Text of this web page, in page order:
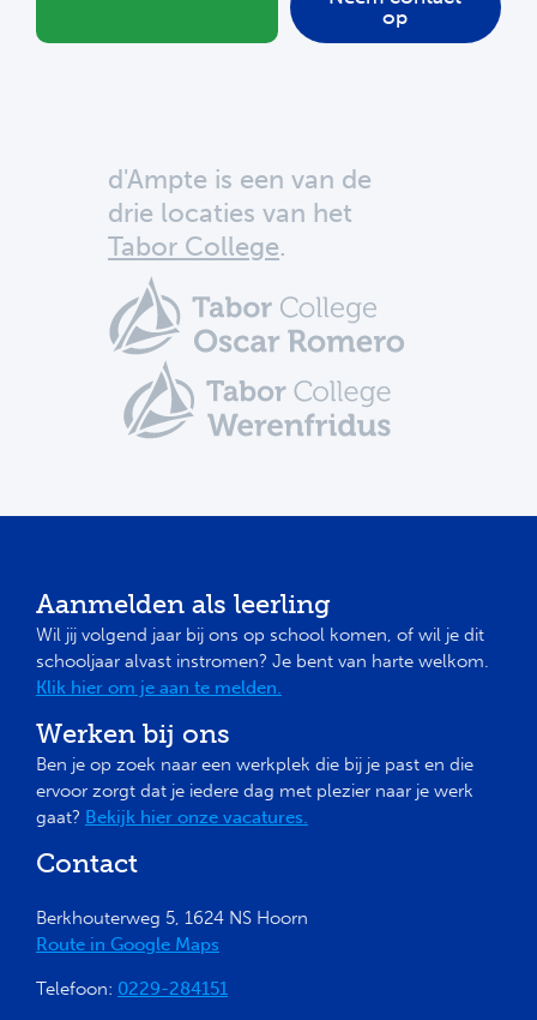
op
d'Ampte is een van de
drie locaties van het
Tabor College.
Aanmelden als leerling
Wil jij volgend jaar bij ons op school komen, of wil je dit
schooljaar alvast instromen? Je bent van harte welkom.
Klik hier om je aan te melden.
Werken bij ons
Ben je op zoek naar een werkplek die bij je past en die
ervoor zorgt dat je iedere dag met plezier naar je werk
gaat? Bekijk hier onze vacatures.
Contact
Berkhouterweg 5, 1624 NS Hoorn
Route in Google Maps
Telefoon: 0229-284151